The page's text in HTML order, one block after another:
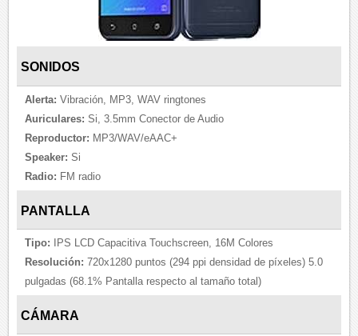
SONIDOS
Alerta: Vibración, MP3, WAV ringtones
Auriculares: Si, 3.5mm Conector de Audio
Reproductor: MP3/WAV/eAAC+
Speaker: Si
Radio: FM radio
PANTALLA
Tipo: IPS LCD Capacitiva Touchscreen, 16M Colores
Resolución: 720x1280 puntos (294 ppi densidad de píxeles) 5.0
pulgadas (68.1% Pantalla respecto al tamaño total)
CÁMARA